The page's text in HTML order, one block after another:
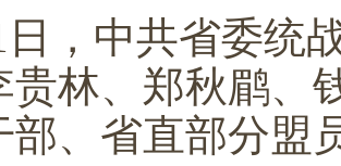
日，中共省委统
贵林、郑秋鹛、
部、省直部分盟